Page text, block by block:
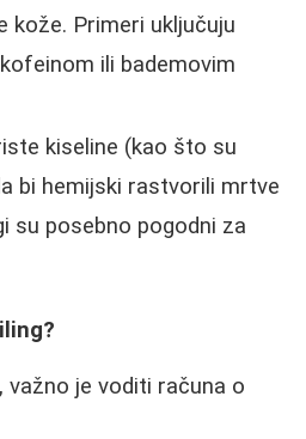
kože. Primeri uključuju
ili bademovim
kiseline (kao što su
bi hemijski rastvorili mrtve
su posebno pogodni za
važno je voditi računa o